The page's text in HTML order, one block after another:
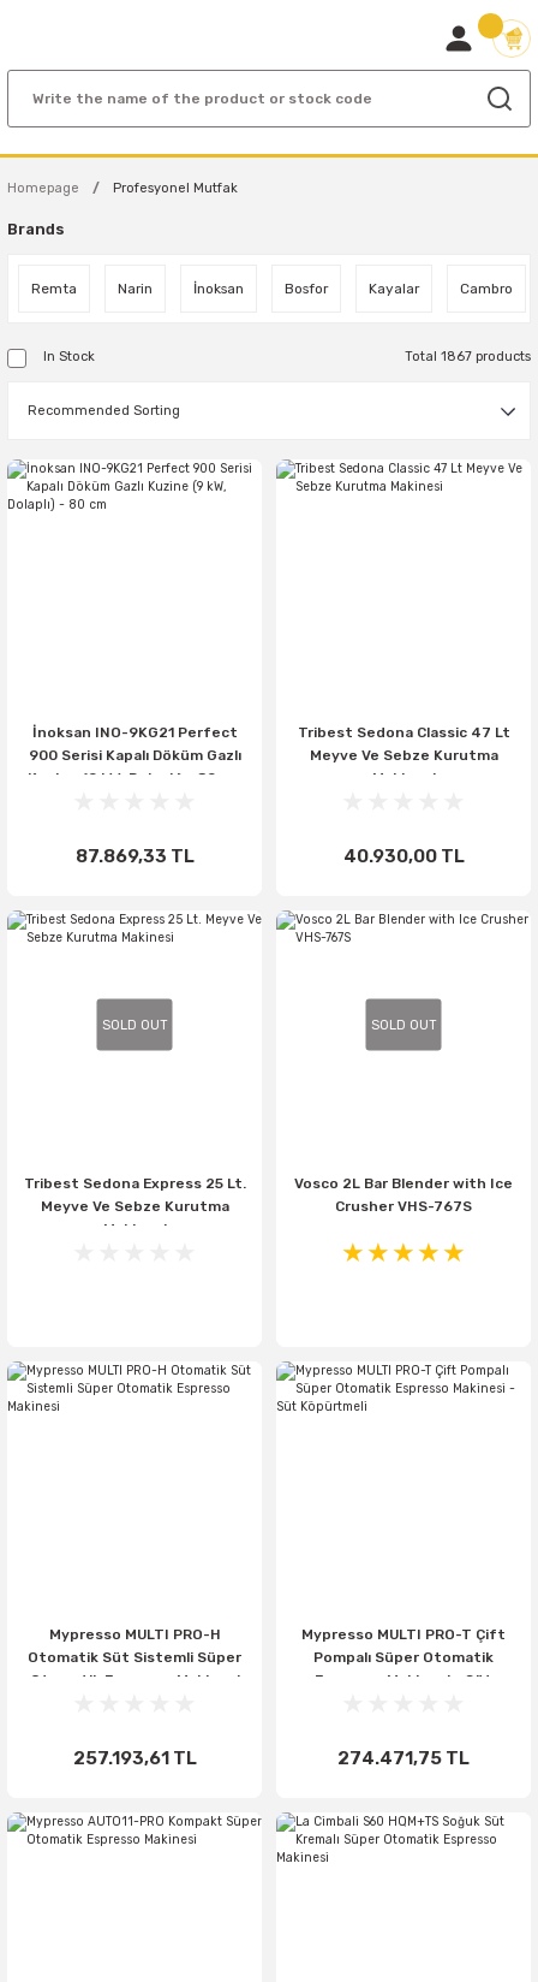
Homepage Profesyonel Mutfak
Brands
Remta Narin İnoksan Bosfor Kayalar Cambro
In Stock Total 1867 products
İnoksan INO-9KG21 Perfect
900 Serisi Kapalı Döküm Gazlı
Kuzine (9 kW, Dolaplı) - 80 cm
87.869,33 TL
Tribest Sedona Classic 47 Lt
Meyve Ve Sebze Kurutma
Makinesi
40.930,00 TL
SOLD OUT
Tribest Sedona Express 25 Lt.
Meyve Ve Sebze Kurutma
Makinesi
SOLD OUT
Vosco 2L Bar Blender with Ice
Crusher VHS-767S
Mypresso MULTI PRO-H
Otomatik Süt Sistemli Süper
Otomatik Espresso Makinesi
257.193,61 TL
Mypresso MULTI PRO-T Çift
Pompalı Süper Otomatik
Espresso Makinesi - Süt
274.471,75 TL